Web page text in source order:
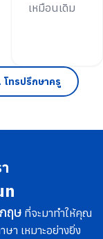
เหมือนเดิม
โทรปรึกษาครู
ฤษ ที่จะมาทำให้คุณ
ษา เหมาะอย่างยิ่ง